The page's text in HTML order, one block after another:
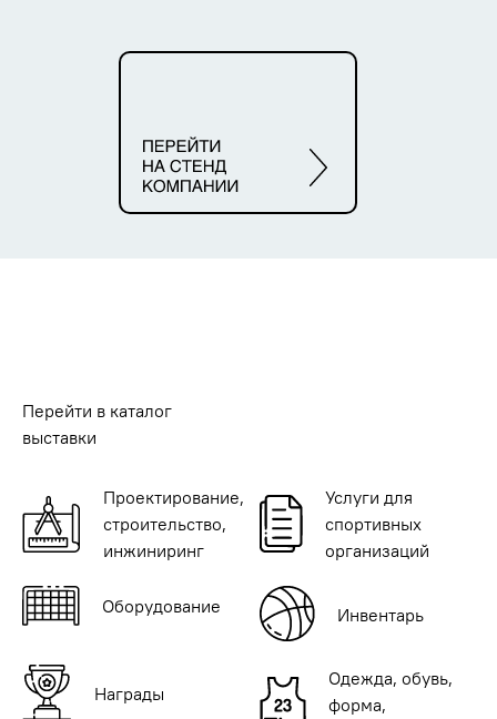
Перейти в каталог
выставки
Проектирование,
строительство,
инжиниринг
Услуги для
спортивных
организаций
Оборудование Инвентарь
Награды
Одежда, обувь,
форма,